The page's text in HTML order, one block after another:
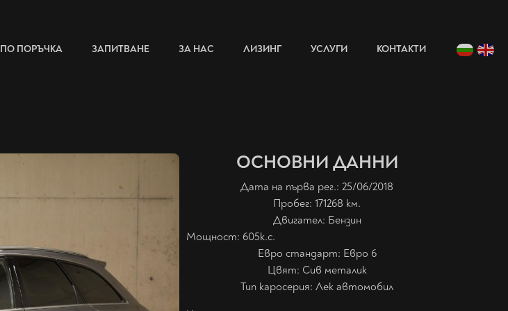
ПО ПОРЪЧКА ЗАПИТВАНЕ ЗА НАС ЛИЗИНГ УСЛУГИ КОНТАКТИ
ОСНОВНИ ДАННИ
Дата на първа рег.: 25/06/2018
Пробег: 171268 км.
Двигател: Бензин
Мощност: 605к.с.
Евро стандарт: Евро 6
Цвят: Сив металик
Тип каросерия:Лек автомобил